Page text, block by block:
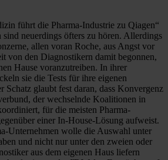
führt die Pharma-Industrie zu Qiagen“
sind neuerdings öfters zu hören. Allerdings
allen voran Roche, aus Angst vor
von den Diagnostikern damit begonnen,
Hause voranzutreiben. In ihrer
sie die Tests für ihre eigenen
Schatz glaubt fest daran, dass Konvergenz
der wechselnde Koalitionen in
für die meisten Pharma-
einer In-House-Lösung aufweist.
Unternehmen wolle die Auswahl unter
und nicht nur unter den zweien oder
aus dem eigenen Haus liefern